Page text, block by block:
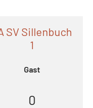
SV Sillenbuch
1
Gast
0